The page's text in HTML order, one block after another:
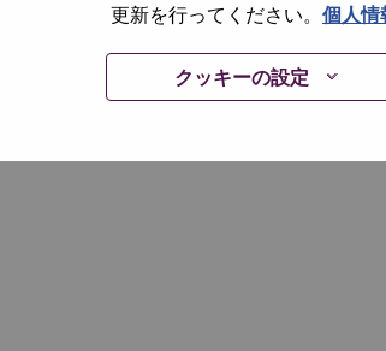
更新を行ってください。 個人情
クッキーの設定